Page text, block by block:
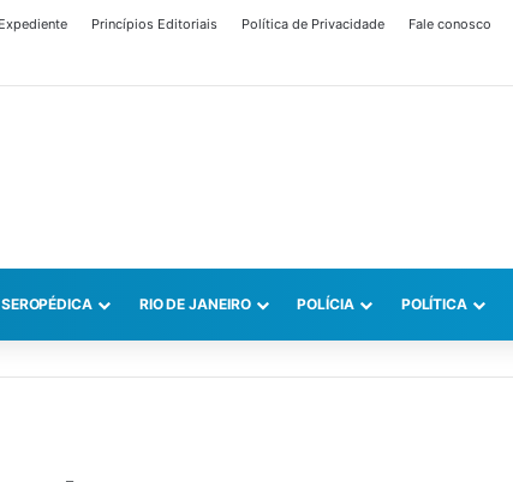
Expediente Princípios Editoriais Política de Privacidade Fale conosco
SEROPÉDICA RIO DE JANEIRO POLÍCIA POLÍTICA